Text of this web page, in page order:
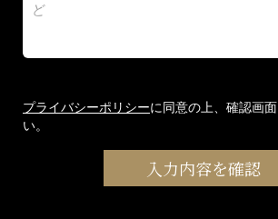
プライバシーポリシーに同意の上、確認画
い。